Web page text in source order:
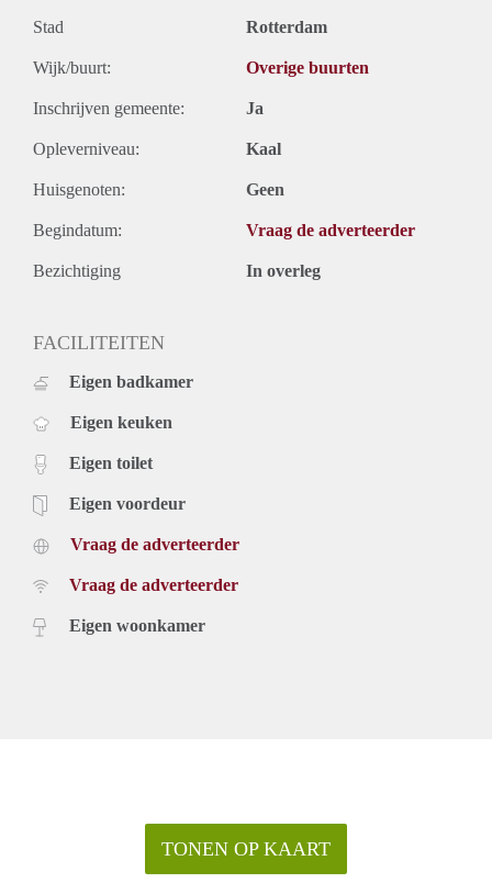
Stad Rotterdam
Wijk/buurt: Overige buurten
Inschrijven gemeente: Ja
Opleverniveau: Kaal
Huisgenoten: Geen
Begindatum: Vraag de adverteerder
Bezichtiging In overleg
FACILITEITEN
Eigen badkamer
Eigen keuken
Eigen toilet
Eigen voordeur
Vraag de adverteerder
Vraag de adverteerder
Eigen woonkamer
TONEN OP KAART